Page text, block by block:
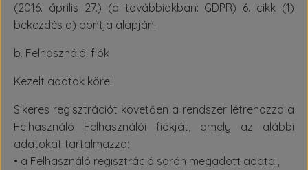
(2016. április 27.) (a továbbiakban: GDPR) 6. cikk (1)
bekezdés a) pontja alapján.
b. Felhasználói fiók
Kezelt adatok köre:
Sikeres regisztrációt követően a rendszer létrehozza a
Felhasználó Felhasználói fiókját, amely az alábbi
adatokat tartalmazza:
• a Felhasználó regisztráció során megadott adatai,